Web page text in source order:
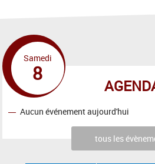
Samedi
8
Aucun événement aujourd'hui
tous les